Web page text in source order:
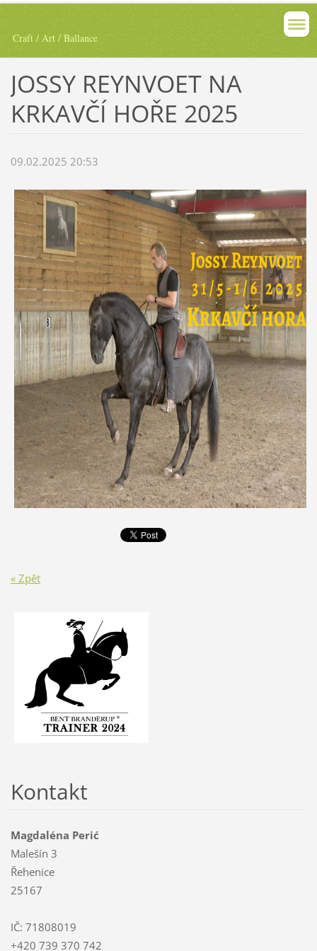
Craft / Art / Ballance
JOSSY REYNVOET NA
KRKAVČÍ HOŘE 2025
09.02.2025 20:53
« Zpět
Kontakt
Magdaléna Perić
Malešín 3
Řehenice
25167
IČ: 71808019
+420 739 370 742